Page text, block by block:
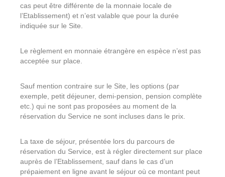
cas peut être différente de la monnaie locale de
l’Etablissement) et n’est valable que pour la durée
indiquée sur le Site.
Le règlement en monnaie étrangère en espèce n’est pas
acceptée sur place.
Sauf mention contraire sur le Site, les options (par
exemple, petit déjeuner, demi-pension, pension complète
etc.) qui ne sont pas proposées au moment de la
réservation du Service ne sont incluses dans le prix.
La taxe de séjour, présentée lors du parcours de
réservation du Service, est à régler directement sur place
auprès de l’Etablissement, sauf dans le cas d’un
prépaiement en ligne avant le séjour où ce montant peut